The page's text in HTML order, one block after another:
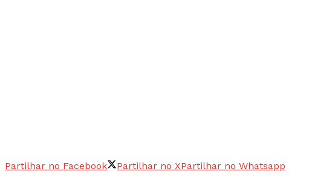
Partilhar no Facebook Partilhar no XPartilhar no Whatsapp